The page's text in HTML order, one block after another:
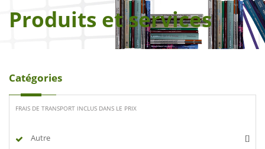
Produits et services
Catégories
FRAIS DE TRANSPORT INCLUS DANS LE PRIX
Autre []